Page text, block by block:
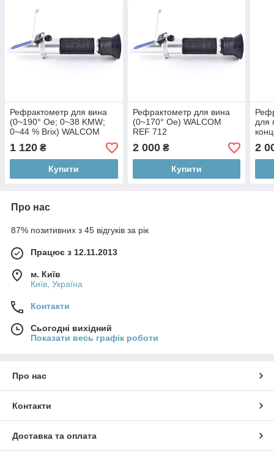
Рефрактометр для вина
(0~190° Oe; 0~38 KMW;
0~44 % Brix) WALCOM
REF 715
1 120 ₴
Купити
Рефрактометр для вина
(0~170° Oe) WALCOM
REF 712
2 000₴
Купити
для
25
2
Про нас
87% позитивних з 45 відгуків за рік
Працює з 12.11.2013
м. Київ
Київ, Україна
Контакти
Сьогодні вихідний
Показати весь графік роботи
Про нас
Контакти
Доставка та оплата